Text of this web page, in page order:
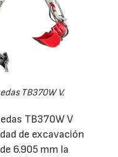
TB370W V.
TB370W V
de excavación
6.905 mm la